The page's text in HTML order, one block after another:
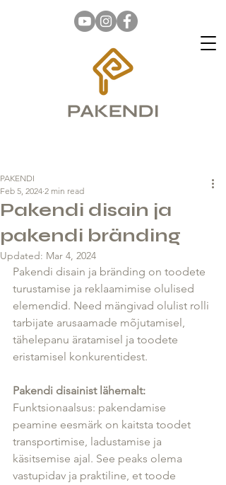
Pakendi disain ja
pakendi bränding
PAKENDI
Feb 5, 2024 2 min read
Updated: Mar 4, 2024
Pakendi disain ja bränding on toodete
turustamise ja reklaamimise olulised
elemendid. Need mängivad olulist rolli
tarbijate arusaamade mõjutamisel,
tähelepanu äratamisel ja toodete
eristamisel konkurentidest.
Pakendi disainist lähemalt:
Funktsionaalsus: pakendamise
peamine eesmärk on kaitsta toodet
transportimise, ladustamise ja
käsitsemise ajal. See peaks olema
vastupidav ja praktiline, et toode